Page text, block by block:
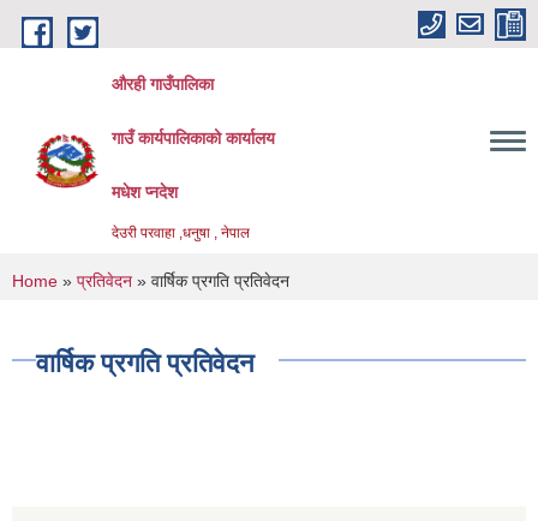
Skip to main content
औरही गाउँपालिका
गाउँ कार्यपालिकाको कार्यालय
मधेश प्नदेश
देउरी परवाहा ,धनुषा , नेपाल
You are here
Home » प्रतिवेदन » वार्षिक प्रगति प्रतिवेदन
वार्षिक प्रगति प्रतिवेदन